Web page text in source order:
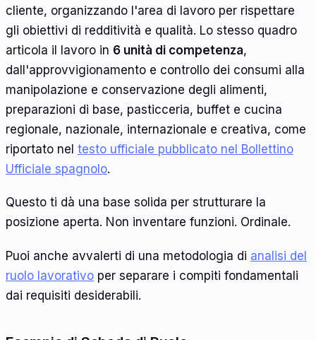
cliente, organizzando l'area di lavoro per rispettare
gli obiettivi di redditività e qualità. Lo stesso quadro
articola il lavoro in 6 unità di competenza,
dall'approvvigionamento e controllo dei consumi alla
manipolazione e conservazione degli alimenti,
preparazioni di base, pasticceria, buffet e cucina
regionale, nazionale, internazionale e creativa, come
riportato nel testo ufficiale pubblicato nel Bollettino
Ufficiale spagnolo.
Questo ti dà una base solida per strutturare la
posizione aperta. Non inventare funzioni. Ordinale.
Puoi anche avvalerti di una metodologia di analisi del
ruolo lavorativo per separare i compiti fondamentali
dai requisiti desiderabili.